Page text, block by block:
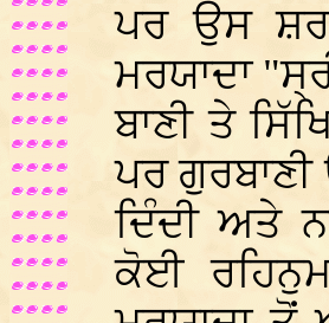
ਪਰ ਉਸ
ਮਰਯਾਦਾ
ਬਾਣੀ ਤੇ
ਪਰ
ਦਿੰਦੀ ਅਤੇ
ਕੋਈ